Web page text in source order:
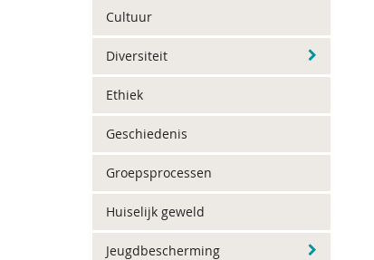
Cultuur
Diversiteit
Ethiek
Geschiedenis
Groepsprocessen
Huiselijk geweld
Jeugdbescherming